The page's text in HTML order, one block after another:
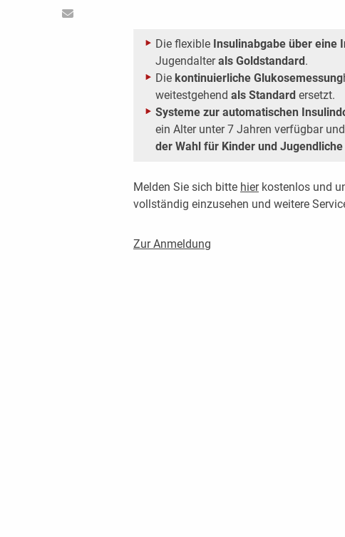
Die flexible Insulinabgabe über eine
Jugendalterals Goldstandard.
Die kontinuierliche Glukosemessung
weitestgehend als Standardersetzt.
Systeme zur automatischen
ein Alter unter 7 Jahren verfügbar
der Wahl für Kinder und
Melden Sie sich bitte hierkostenlos und
vollständig einzusehen und weitere
Zur Anmeldung